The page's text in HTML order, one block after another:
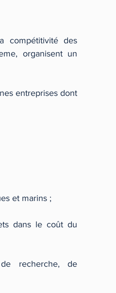
compétitivité des
organisent un
entreprises dont
et marins ;
dans le coût du
recherche, de